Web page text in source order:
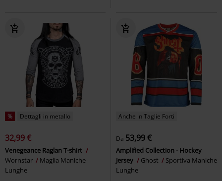
% Dettagli in metallo
32,99 €
Venegeance Raglan T-shirt
Wornstar
Maglia Maniche
Lunghe
Anche in Taglie Forti
Da 53,99 €
Amplified Collection - Hockey
Jersey
Ghost
Sportiva Maniche
Lunghe